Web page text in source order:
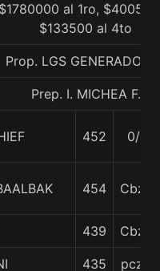
al 1ro,
$133500 al 4to
Prop. LGS
Prep. I. MICHEA F.
452 0/0
454 Cbza.
439 Cbza.
435 pczo.